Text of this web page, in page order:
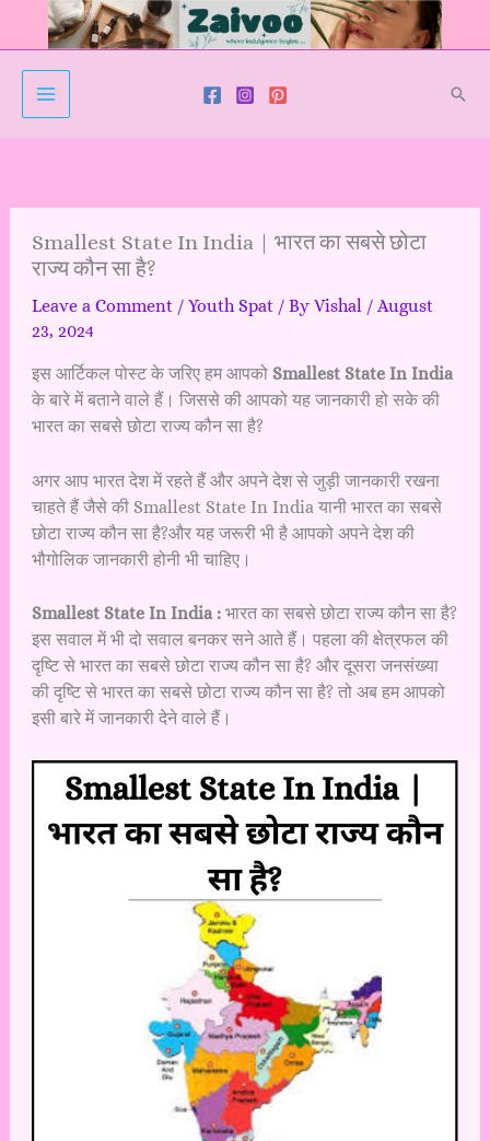
Smallest State In India | भारत का सबसे छोटा
राज्य कौन सा है?
Leave a Comment / Youth Spat/ By Vishal / August
23, 2024
इस आर्टिकल पोस्ट के जरिए हम आपको Smallest State In India
के बारे में बताने वाले हैं। जिससे की आपको यह जानकारी हो सके की
भारत का सबसे छोटा राज्य कौन सा है?
अगर आप भारत देश में रहते हैं और अपने देश से जुड़ी जानकारी रखना
चाहते हैं जैसे की Smallest State In India यानी भारत का सबसे
छोटा राज्य कौन सा है?और यह जरूरी भी है आपको अपने देश की
भौगोलिक जानकारी होनी भी चाहिए।
Smallest State In India :भारत का सबसे छोटा राज्य कौन सा है?
इस सवाल में भी दो सवाल बनकर सने आते हैं। पहला की क्षेत्रफल की
दृष्टि से भारत का सबसे छोटा राज्य कौन सा है? और दूसरा जनसंख्या
की दृष्टि से भारत का सबसे छोटा राज्य कौन सा है? तो अब हम आपको
इसी बारे में जानकारी देने वाले हैं।